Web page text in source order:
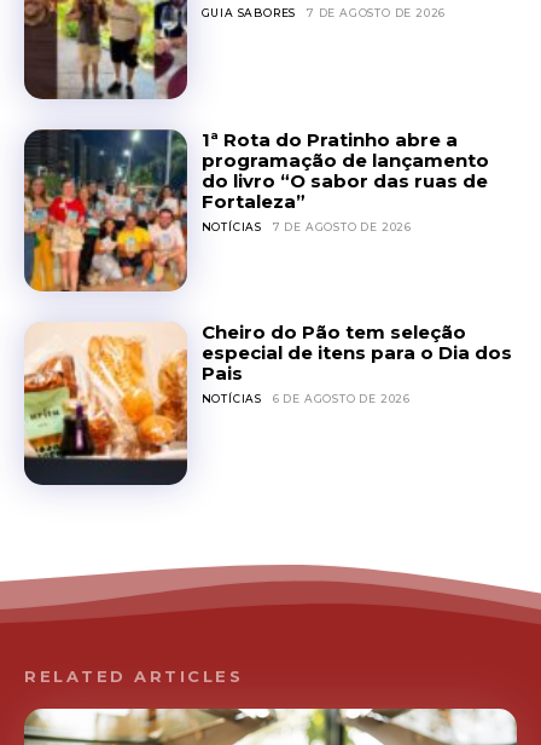
GUIA SABORES 7 DE AGOSTO DE 2026
1ª Rota do Pratinho abre a
programação de lançamento
do livro “O sabor das ruas de
Fortaleza”
NOTÍCIAS 7 DE AGOSTO DE 2026
Cheiro do Pão tem seleção
especial de itens para o Dia dos
Pais
NOTÍCIAS 6 DE AGOSTO DE 2026
RELATED ARTICLES